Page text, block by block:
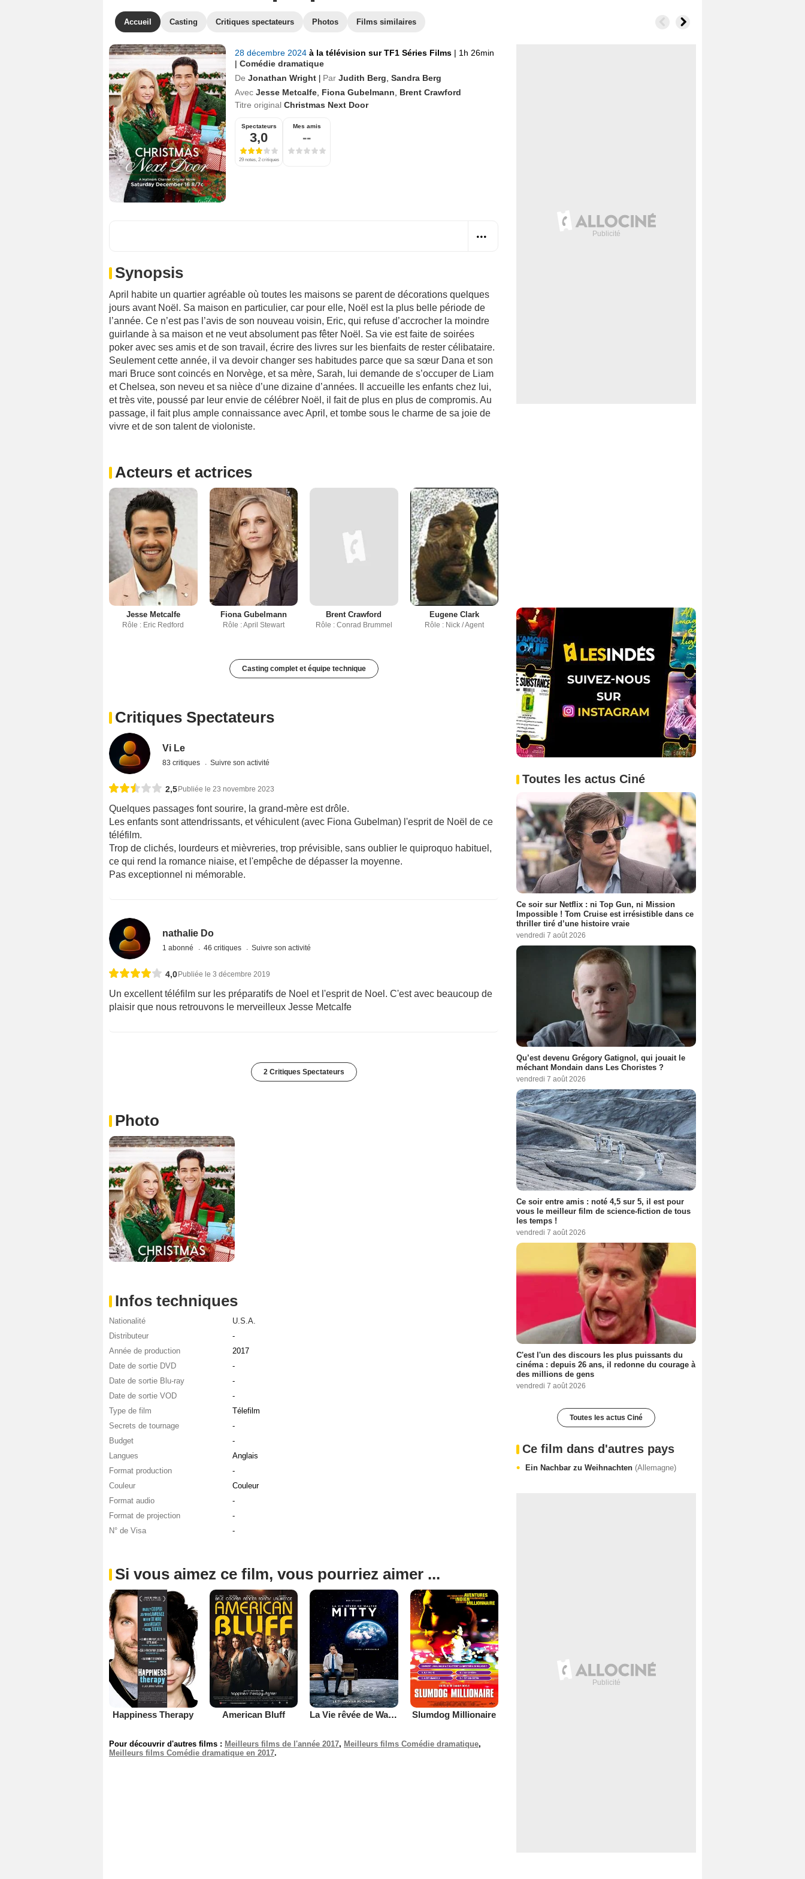
Accueil Casting Critiques spectateurs Photos Films similaires
28 décembre 2024 à la télévision sur TF1 Séries Films | 1h 26min
| Comédie dramatique
De Jonathan Wright Par Judith Berg Sandra Berg
Avec Jesse Metcalfe Fiona Gubelmann
Brent Crawford
Titre original Christmas Next Door
Spectateurs
3,0
29 notes, 2 critiques
Mes amis
--
Synopsis
April habite un quartier agréable où toutes les maisons se parent de décorations quelques
jours avant Noël. Sa maison en particulier, car pour elle, Noël est la plus belle période de
l’année. Ce n’est pas l’avis de son nouveau voisin, Eric, qui refuse d’accrocher la moindre
guirlande à sa maison et ne veut absolument pas fêter Noël. Sa vie est faite de soirées
poker avec ses amis et de son travail, écrire des livres sur les bienfaits de rester célibataire.
Seulement cette année, il va devoir changer ses habitudes parce que sa sœur Dana et son
mari Bruce sont coincés en Norvège, et sa mère, Sarah, lui demande de s’occuper de Liam
et Chelsea, son neveu et sa nièce d’une dizaine d’années. Il accueille les enfants chez lui,
et très vite, poussé par leur envie de célébrer Noël, il fait de plus en plus de compromis. Au
passage, il fait plus ample connaissance avec April, et tombe sous le charme de sa joie de
vivre et de son talent de violoniste.
Acteurs et actrices
Jesse Metcalfe
Rôle : Eric Redford
Fiona Gubelmann
Rôle : April Stewart
Brent Crawford
Rôle : Conrad Brummel
Eugene Clark
Rôle : Nick / Agent
Casting complet et équipe technique
Critiques Spectateurs
Vi Le
83 critiques Suivre son activité
2,5 Publiée le 23 novembre 2023
Quelques passages font sourire, la grand-mère est drôle.
Les enfants sont attendrissants, et véhiculent (avec Fiona Gubelman) l'esprit de Noël de ce
téléfilm.
Trop de clichés, lourdeurs et mièvreries, trop prévisible, sans oublier le quiproquo habituel,
ce qui rend la romance niaise, et l'empêche de dépasser la moyenne.
Pas exceptionnel ni mémorable.
nathalie Do
1 abonné 46 critiques Suivre son activité
4,0 Publiée le 3 décembre 2019
Un excellent téléfilm sur les préparatifs de Noel et l'esprit de Noel. C'est avec beaucoup de
plaisir que nous retrouvons le merveilleux Jesse Metcalfe
2 Critiques Spectateurs
Photo
Infos techniques
Nationalité
U.S.A.
Distributeur
-
Année de production
2017
Date de sortie DVD
-
Date de sortie Blu-ray
-
Date de sortie VOD
-
Type de film
Télefilm
Secrets de tournage
-
Budget
-
Langues
Anglais
Format production
-
Couleur
Couleur
Format audio
-
Format de projection
-
N° de Visa
-
Si vous aimez ce film, vous pourriez aimer ...
Happiness Therapy American Bluff La Vie rêvée de Walter Mitty Slumdog Millionaire
Pour découvrir d'autres films : Meilleurs films de l'année 2017, Meilleurs films Comédie dramatique,
Meilleurs films Comédie dramatique en 2017.
Toutes les actus Ciné
Ce soir sur Netflix : ni Top Gun, ni Mission
Impossible ! Tom Cruise est irrésistible dans ce
thriller tiré d’une histoire vraie
vendredi 7 août 2026
Qu’est devenu Grégory Gatignol, qui jouait le
méchant Mondain dans Les Choristes ?
vendredi 7 août 2026
Ce soir entre amis : noté 4,5 sur 5, il est pour
vous le meilleur film de science-fiction de tous
les temps !
vendredi 7 août 2026
C'est l'un des discours les plus puissants du
cinéma : depuis 26 ans, il redonne du courage à
des millions de gens
vendredi 7 août 2026
Toutes les actus Ciné
Ce film dans d'autres pays
Ein Nachbar zu Weihnachten (Allemagne)